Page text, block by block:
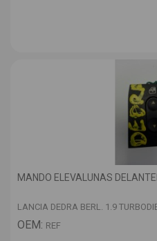
MANDO ELEVALUNAS
LANCIA DEDRA BERL. 1.9
OEM: REF